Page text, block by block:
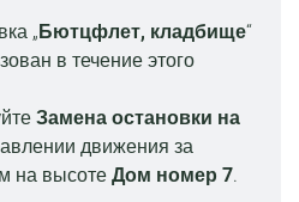
„Бютцфлет, кладбище“
в течение этого
Замена остановки на
движения за
на высоте Дом номер 7.